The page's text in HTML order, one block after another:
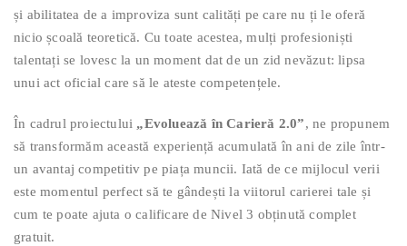
și abilitatea de a improviza sunt calități pe care nu ți le oferă
nicio școală teoretică. Cu toate acestea, mulți profesioniști
talentați se lovesc la un moment dat de un zid nevăzut: lipsa
unui act oficial care să le ateste competențele.
În cadrul proiectului „Evoluează în Carieră 2.0”, ne propunem
să transformăm această experiență acumulată în ani de zile într-
un avantaj competitiv pe piața muncii. Iată de ce mijlocul verii
este momentul perfect să te gândești la viitorul carierei tale și
cum te poate ajuta o calificare de Nivel 3 obținută complet
gratuit.